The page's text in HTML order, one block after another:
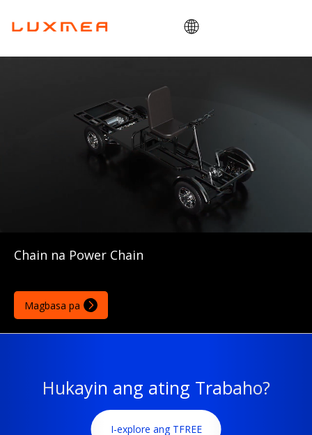
Chain na Power Chain
Magbasa pa
Hukayin ang ating Trabaho?
I-explore ang TFREE